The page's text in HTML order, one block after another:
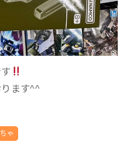
ます^^
ゃ